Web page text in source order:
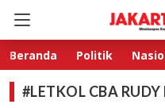
Jakarta
Beranda Politik
#LETKOL CBA